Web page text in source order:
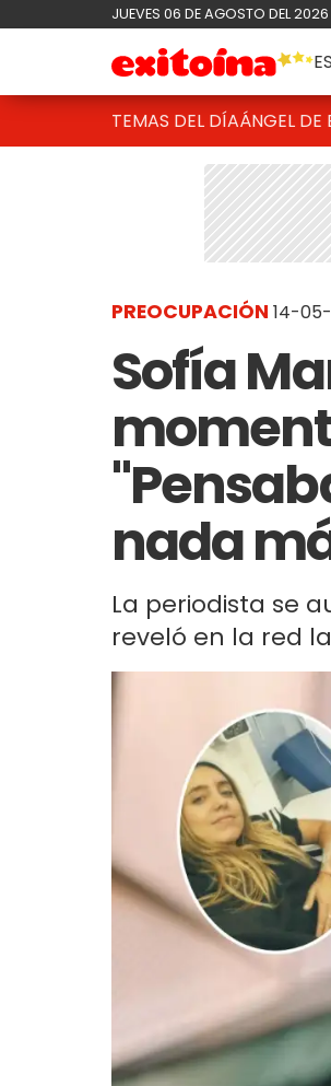
JUEVES 06 DE AGOSTO DEL 2026
TEMAS DEL DÍAÁNGEL DE
PREOCUPACIÓN 14-
Sofía
nada
La periodista se
reveló en la red